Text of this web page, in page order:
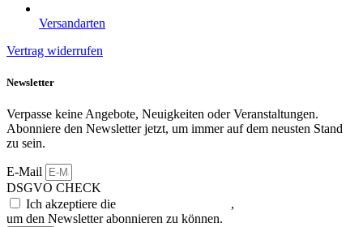
Versandarten
Vertrag widerrufen
Newsletter
Verpasse keine Angebote, Neuigkeiten oder Veranstaltungen.
Abonniere den Newsletter jetzt, um immer auf dem neusten Stand
zu sein.
E-Mail
DSGVO CHECK
Ich akzeptiere die
,
um den Newsletter abonnieren zu können.